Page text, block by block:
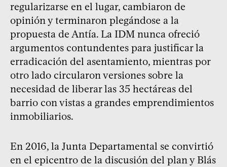
regularizarse en el lugar, cambiaron de
opinión y terminaron plegándose a la
propuesta de Antía. La IDM nunca ofreció
argumentos contundentes para justificar la
erradicación del asentamiento, mientras por
otro lado circularon versiones sobre la
necesidad de liberar las 35 hectáreas del
barrio con vistas a grandes emprendimientos
inmobiliarios.
En 2016, la Junta Departamental se convirtió
en el epicentro de la discusión del plan y Blás